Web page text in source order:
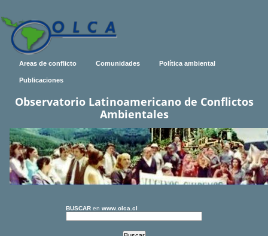
Areas de conflicto Comunidades Política ambiental
Publicaciones
Observatorio Latinoamericano de Conflictos
Ambientales
BUSCAR en www.olca.cl